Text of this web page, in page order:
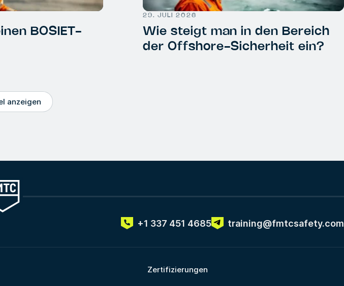
BOSIET-
29. JULI 2026
Wie steigt man in den Bereich
der Offshore-Sicherheit ein?
anzeigen
+1 337 451 4685 training@fmtcsafety.com
Zertifizierungen